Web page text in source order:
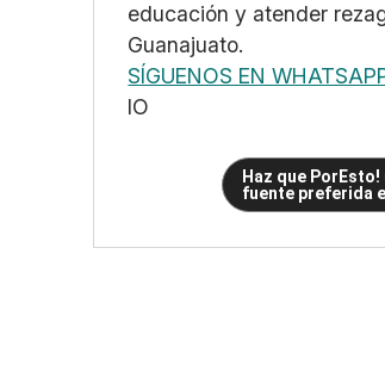
educación y atender
Guanajuato.
SÍGUENOS EN
IO
Haz que PorEsto!
fuente preferida